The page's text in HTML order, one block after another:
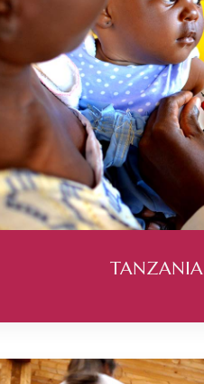
TANZANIA